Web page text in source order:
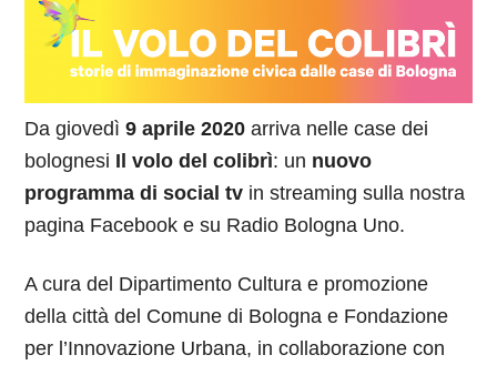
Da giovedì 9 aprile 2020 arriva nelle case dei
bolognesi Il volo del colibrì: un nuovo
programma di social tv in streaming sulla nostra
pagina Facebook e su Radio Bologna Uno.
A cura del Dipartimento Cultura e promozione
della città del Comune di Bologna e Fondazione
per l’Innovazione Urbana, in collaborazione con